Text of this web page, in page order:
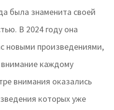
была знаменита своей
В 2024 году она
новыми произведениями,
каждому
внимания оказались
которых уже